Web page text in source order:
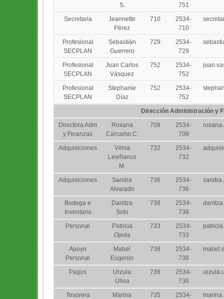
S.
751
Secretaria
Jeannette
Pérez
710
2534-
710
Profesional
SECPLAN
Sebastián
Guerrero
729
2534-
729
Profesional
SECPLAN
Juan Carlos
Vásquez
752
2534-
752
Profesional
SECPLAN
Stephanie
Díaz
752
2534-
752
Dirección Administración y
Directora Adm
y Finanzas
Roxana
Cárcamo C.
709
2534-
709
Adquisiciones
Vilma
Leviñanco
M.
732
2534-
732
Adquisiciones
Sandra
Alvarado
736
2534-
736
Bodega e
Inventario
Danitza
Soto
738
2534-
738
Personal
Patricia
Ojeda
733
2534-
733
Apoyo
Personal
Mabel
Eugenio
738
2534-
738
Pagos
Urzula
Ulloa
736
2534-
736
Tesorera
Marina
735
2534-